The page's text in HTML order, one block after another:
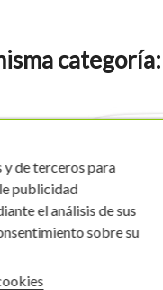
categoría:
de terceros para
publicidad
el análisis de sus
sobre su